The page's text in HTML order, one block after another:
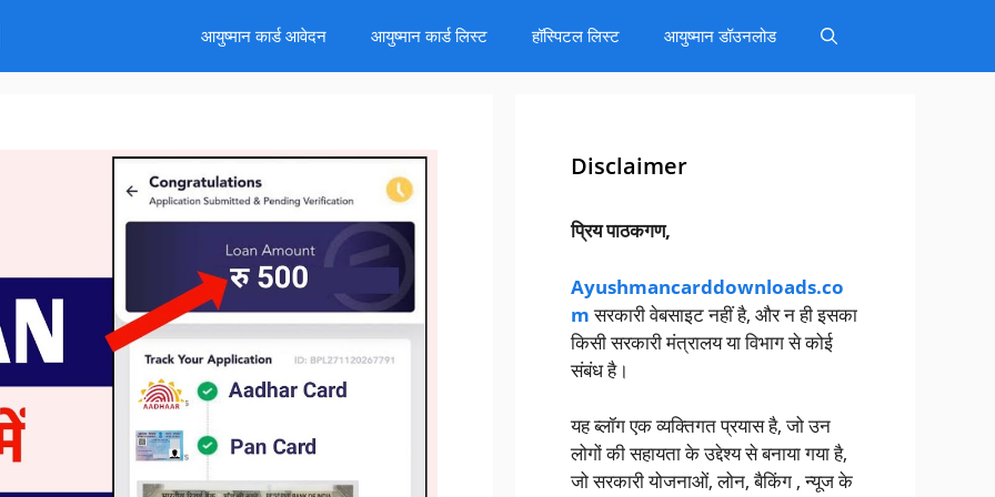
आयुष्मान कार्ड आवेदन आयुष्मान कार्ड लिस्ट हॉस्पिटल लिस्ट आयुष्मान डॉउनलोड
Disclaimer
प्रिय पाठकगण,
Ayushmancarddownloads.co
mसरकारी वेबसाइट नहीं है, और न ही इसका
किसी सरकारी मंत्रालय या विभाग से कोई
संबंध है।
यह ब्लॉग एक व्यक्तिगत प्रयास है, जो उन
लोगों की सहायता के उद्देश्य से बनाया गया है,
जो सरकारी योजनाओं, लोन, बैकिंग , न्यूज के